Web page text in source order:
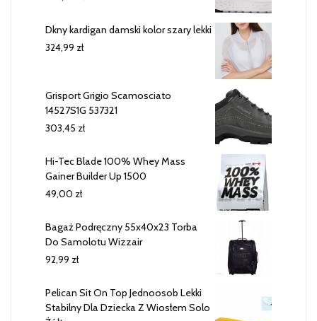
Dkny kardigan damski kolor szary lekki
324,99 zł
Grisport Grigio Scamosciato
14527S1G 537321
303,45 zł
Hi-Tec Blade 100% Whey Mass
Gainer Builder Up 1500
49,00 zł
Bagaż Podręczny 55x40x23 Torba
Do Samolotu Wizzair
92,99 zł
Pelican Sit On Top Jednoosob Lekki
Stabilny Dla Dziecka Z Wiosłem Solo